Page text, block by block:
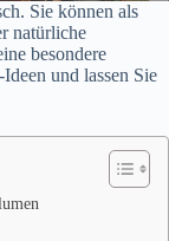
Sie können als
natürliche
besondere
und lassen Sie